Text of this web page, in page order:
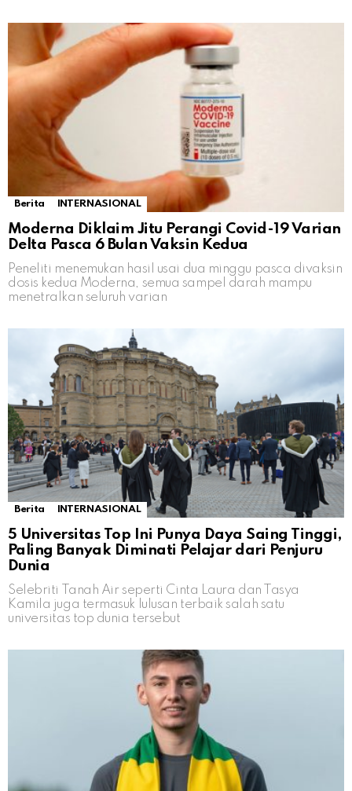
Berita INTERNASIONAL
Moderna Diklaim Jitu Perangi Covid-19 Varian
Delta Pasca 6 Bulan Vaksin Kedua
Peneliti menemukan hasil usai dua minggu pasca divaksin
dosis kedua Moderna, semua sampel darah mampu
menetralkan seluruh varian
Berita INTERNASIONAL
5 Universitas Top Ini Punya Daya Saing Tinggi,
Paling Banyak Diminati Pelajar dari Penjuru
Dunia
Selebriti Tanah Air seperti Cinta Laura dan Tasya
Kamila juga termasuk lulusan terbaik salah satu
universitas top dunia tersebut